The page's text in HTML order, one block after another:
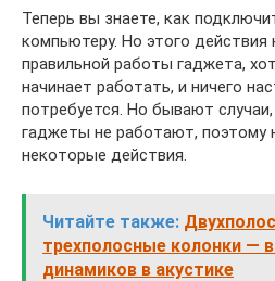
Теперь вы знаете, как
компьютеру. Но этого
правильной работы гаджета,
начинает работать, и ничего
потребуется. Но бывают
гаджеты не работают, поэтому
некоторые действия.
Читайте также:
трехполосные колонки —
динамиков в акустике